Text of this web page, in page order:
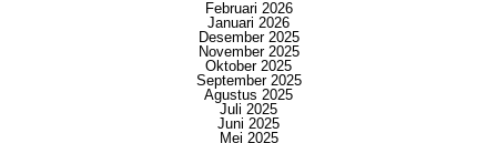
Februari 2026
Januari 2026
Desember 2025
November 2025
Oktober 2025
September 2025
Agustus 2025
Juli 2025
Juni 2025
Mei 2025